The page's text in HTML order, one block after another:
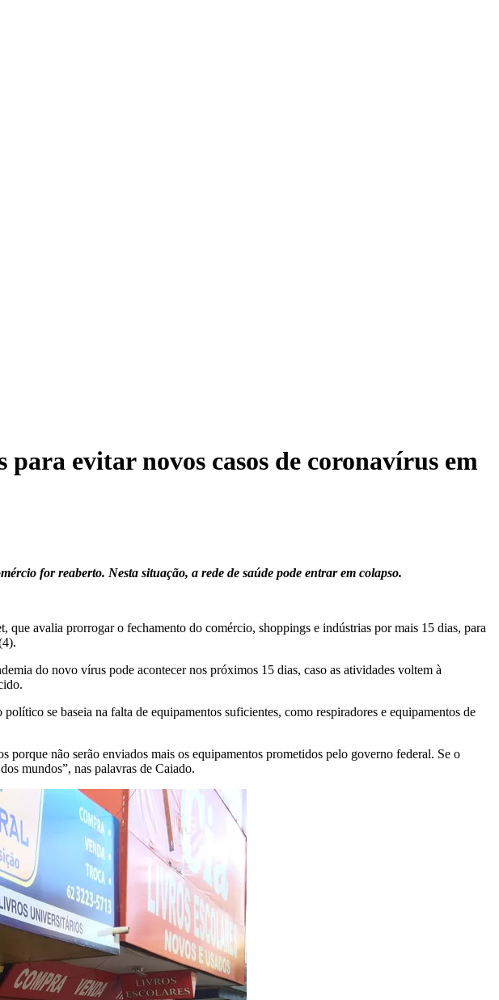
evitar novos casos de coronavírus em
for reaberto. Nesta situação, a rede de saúde pode entrar em colapso.
avalia prorrogar o fechamento do comércio, shoppings e indústrias por mais 15 dias, para
do novo vírus pode acontecer nos próximos 15 dias, caso as atividades voltem à
se baseia na falta de equipamentos suficientes, como respiradores e equipamentos de
porque não serão enviados mais os equipamentos prometidos pelo governo federal. Se o
mundos”, nas palavras de Caiado.